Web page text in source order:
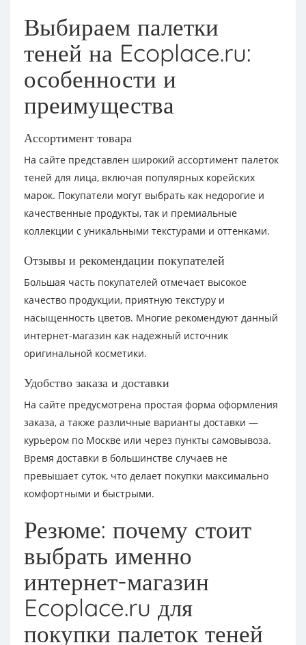
Выбираем палетки
теней на Ecoplace.ru:
особенности и
преимущества
Ассортимент товара
На сайте представлен широкий ассортимент палеток
теней для лица, включая популярных корейских
марок. Покупатели могут выбрать как недорогие и
качественные продукты, так и премиальные
коллекции с уникальными текстурами и оттенками.
Отзывы и рекомендации покупателей
Большая часть покупателей отмечает высокое
качество продукции, приятную текстуру и
насыщенность цветов. Многие рекомендуют данный
интернет-магазин как надежный источник
оригинальной косметики.
Удобство заказа и доставки
На сайте предусмотрена простая форма оформления
заказа, а также различные варианты доставки —
курьером по Москве или через пункты самовывоза.
Время доставки в большинстве случаев не
превышает суток, что делает покупки максимально
комфортными и быстрыми.
Резюме: почему стоит
выбрать именно
интернет-магазин
Ecoplace.ru для
покупки палеток теней